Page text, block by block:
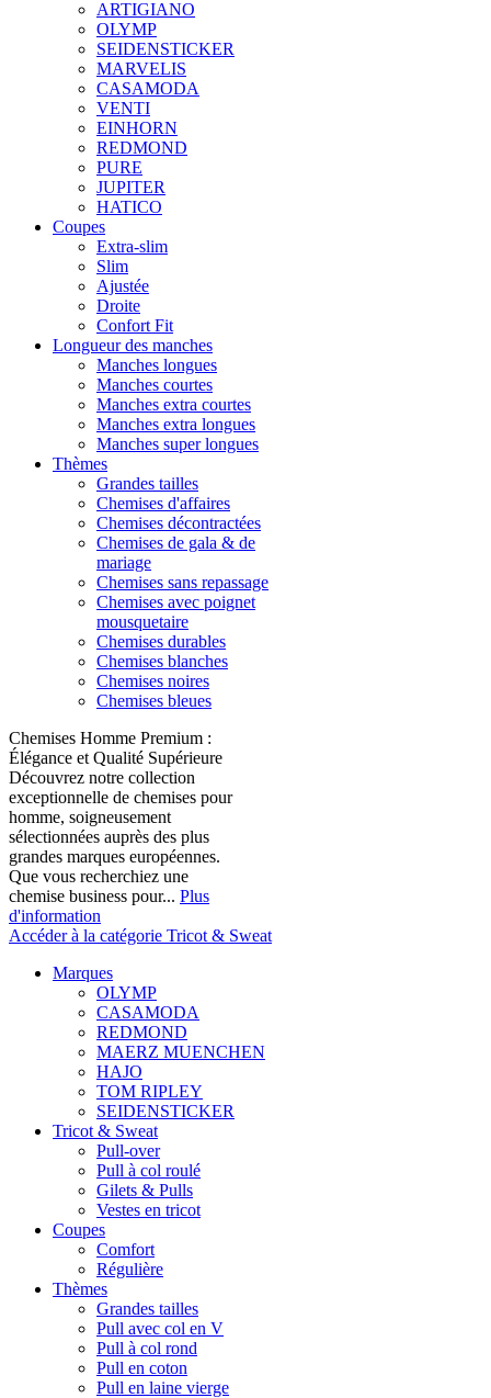
ARTIGIANO
OLYMP
SEIDENSTICKER
MARVELIS
CASAMODA
VENTI
EINHORN
REDMOND
PURE
JUPITER
HATICO
Coupes
Extra-slim
Slim
Ajustée
Droite
Confort Fit
Longueur des manches
Manches longues
Manches courtes
Manches extra courtes
Manches extra longues
Manches super longues
Thèmes
Grandes tailles
Chemises d'affaires
Chemises décontractées
Chemises de gala & de
mariage
Chemises sans repassage
Chemises avec poignet
mousquetaire
Chemises durables
Chemises blanches
Chemises noires
Chemises bleues
Chemises Homme Premium :
Élégance et Qualité Supérieure
Découvrez notre collection
exceptionnelle de chemises pour
homme, soigneusement
sélectionnées auprès des plus
grandes marques européennes.
Que vous recherchiez une
chemise business pour... Plus
d'information
Accéder à la catégorie Tricot & Sweat
Marques
OLYMP
CASAMODA
REDMOND
MAERZ MUENCHEN
HAJO
TOM RIPLEY
SEIDENSTICKER
Tricot & Sweat
Pull-over
Pull à col roulé
Gilets & Pulls
Vestes en tricot
Coupes
Comfort
Régulière
Thèmes
Grandes tailles
Pull avec col en V
Pull à col rond
Pull en coton
Pull en laine vierge